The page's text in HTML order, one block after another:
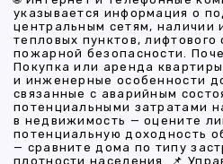
указывается информация о
центральным сетям, наличии
тепловых пунктов,
пожарной безопасности.
Покупка или аренда
и инженерные особенности
связанные с аварийным
потенциальными затратами
в недвижимость — оцените
потенциальную доходность
— сравните дома по типу
плотности населения. 📌